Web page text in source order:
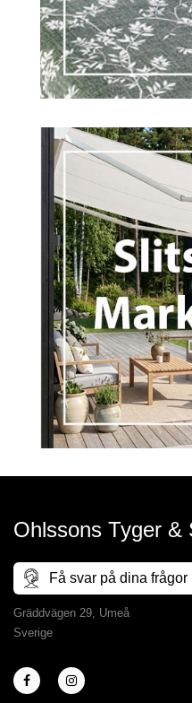
Ohlssons Tyger &
Få svar på dina
Gräddvägen 29, Umeå
Sverige